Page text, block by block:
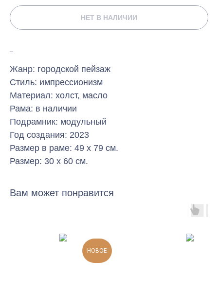
НЕТ В НАЛИЧИИ
Жанр: городской пейзаж
Стиль: импрессионизм
Материал: холст, масло
Рама: в наличии
Подрамник: модульный
Год создания: 2023
Размер в раме: 49 х 79 см.
Размер: 30 x 60 см.
Вам может понравится
НОВОЕ